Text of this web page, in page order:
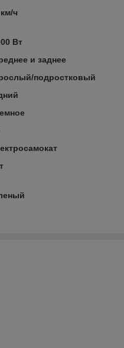
ч
Вт
и заднее
подростковый